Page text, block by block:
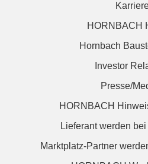
HORNBACH
Hornbach
Investor
Presse/
HORNBACH
Lieferant werden
Marktplatz-Partner